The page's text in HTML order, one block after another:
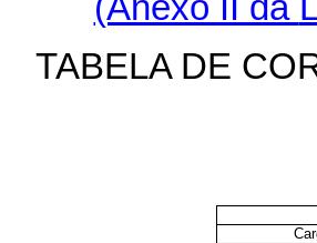
TABELA DE